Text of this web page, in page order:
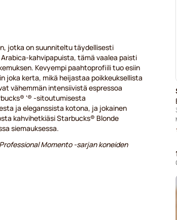
jotka on suunniteltu täydellisesti
kahvipapuista, tämä vaalea paisti
Kevyempi paahtoprofiili tuo esiin
joka kerta, mikä heijastaa poikkeuksellista
vähemmän intensiivistä espressoa
'® -sitoutumisesta
ja eleganssista kotona, ja jokainen
kahvihetkiäsi Starbucks® Blonde
siemauksessa.
Momento -sarjan koneiden